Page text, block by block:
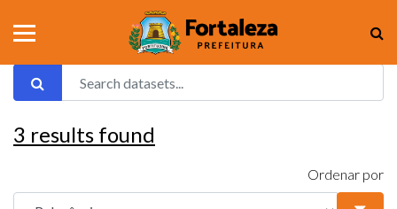
3 results found
Ordenar por